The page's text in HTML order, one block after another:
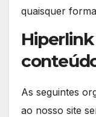
quaisquer
As seguintes
ao nosso site